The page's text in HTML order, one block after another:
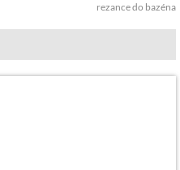
rezance do bazéna